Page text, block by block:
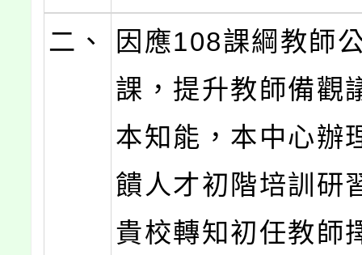
二、
因應108課綱教師
課，提升教師備觀
本知能，本中心辦
饋人才初階培訓研
貴校轉知初任教師